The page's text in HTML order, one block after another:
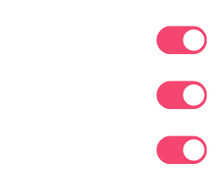
info:
link opent in een nieuwe tab
rondom